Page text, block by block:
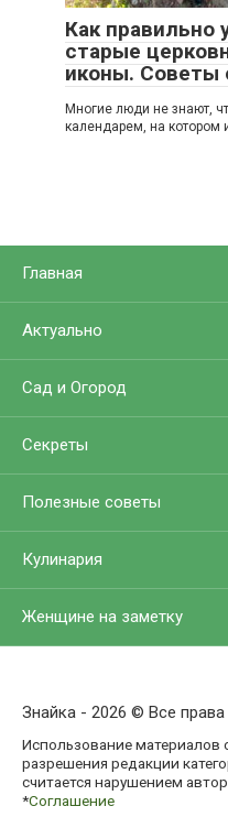
Как правильно
старые
иконы. Советы
Многие люди не знают,
календарем, на котором
Главная
Актуально
Сад и Огород
Секреты
Полезные советы
Кулинария
Женщине на заметку
Знайка - 2026 © Все
Использование материалов
разрешения редакции
считается нарушением
*Соглашение